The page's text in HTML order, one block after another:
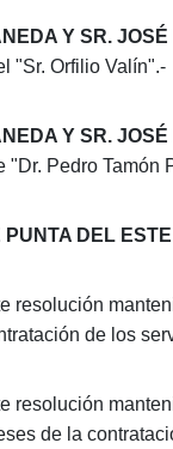
Y SR.
"Sr. Orfilio Valín".-
Y SR.
"Dr. Pedro Tamón
DEL ESTE
resolución
de los
resolución
de la